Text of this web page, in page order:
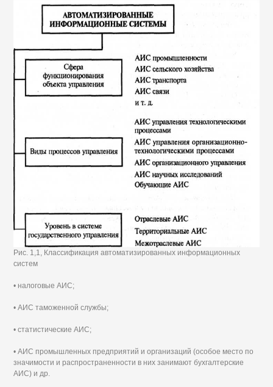
Рис. 1,1, Классификация автоматизированных информационных
систем
• налоговые АИС;
• АИС таможенной службы;
• статистические АИС;
• АИС промышленных предприятий и организаций (особое место по
значимости и распространенности в них занимают бухгалтерские
АИС) и др.